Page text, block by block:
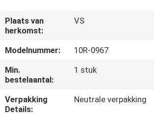
ONGEVEER
ONS
FABRIEKSREIS
KWALITEITSCONTROLE
Plaats van
herkomst:
VS
Modelnummer:
10R-0967
Min.
bestelaantal:
1 stuk
Verpakking
Details:
Neutrale verpakking